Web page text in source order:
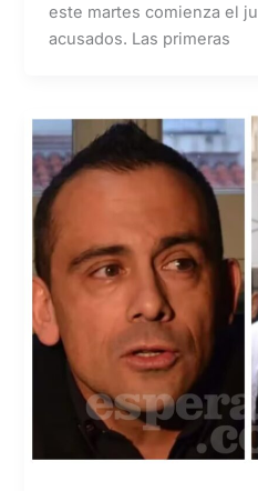
este martes comienza el
acusados. Las primeras